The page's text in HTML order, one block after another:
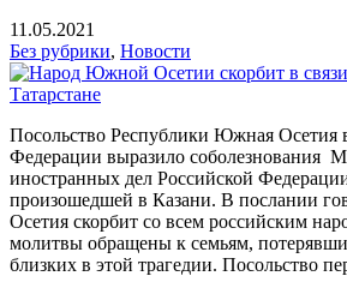
11.05.2021
Без рубрики, Новости
Посольство Республики Южная Осетия
Федерации выразило соболезнования
иностранных дел Российской
произошедшей в Казани. В послании
Осетия скорбит со всем российским
молитвы обращены к семьям,
близких в этой трагедии. Посольство